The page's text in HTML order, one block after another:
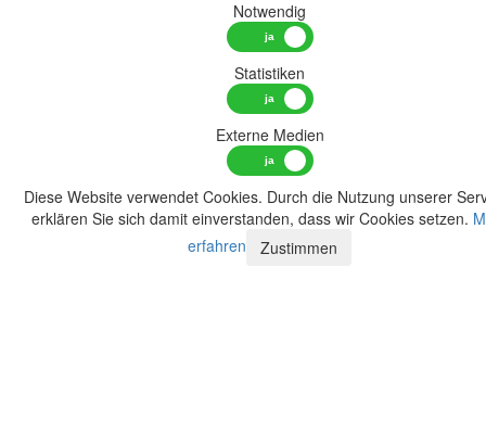
Notwendig
Statistiken
Externe Medien
Diese Website verwendet Cookies. Durch die Nutzung unserer
erklären Sie sich damit einverstanden, dass wir Cookies setzen.
erfahren
Zustimmen